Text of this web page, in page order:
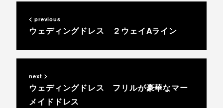
previous
ウェディングドレス ２ウェイAライン
next
ウェディングドレス フリルが豪華なマー
メイドドレス